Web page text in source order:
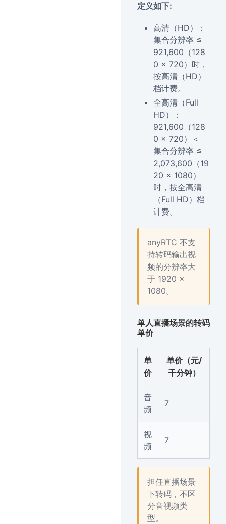
定义如下:
高清（HD）：
集合分辨率 ≤
921,600（128
0 × 720）时，
按高清（HD）
档计费。
全高清（Full
HD）：
921,600（128
0 × 720）＜
集合分辨率 ≤
2,073,600（19
20 × 1080）
时，按全高清
（Full HD）档
计费。
anyRTC 不支
持转码输出视
频的分辨率大
于 1920 ×
1080。
单人直播场景的转码
单价
单
价
单价（元/
千分钟）
音
频
7
视
频
7
担任直播场景
下转码，不区
分音视频类
型。